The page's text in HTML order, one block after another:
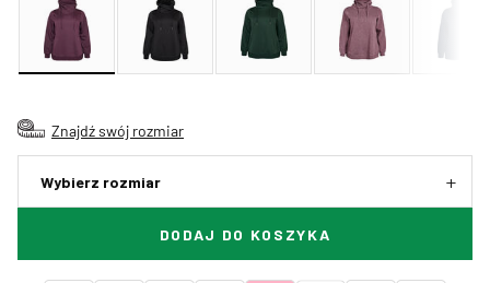
Znajdź swój rozmiar
Wybierz rozmiar
DODAJ DO KOSZYKA